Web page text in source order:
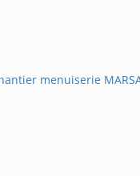
menuiserie